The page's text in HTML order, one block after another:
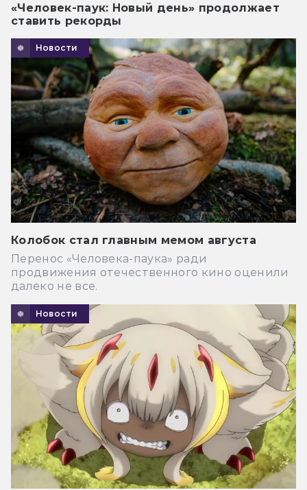
«Человек-паук: Новый день» продолжает
ставить рекорды
Новости
Колобок стал главным мемом августа
Перенос «Человека-паука» ради
продвижения отечественного кино оценили
далеко не все.
Новости